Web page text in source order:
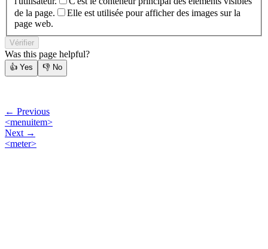
de la page.
Elle est utilisée pour afficher des images sur la
page web.
Vérifier
Was this page helpful?
👍 Yes 👎 No
← Previous
<menuitem>
Next →
<meter>